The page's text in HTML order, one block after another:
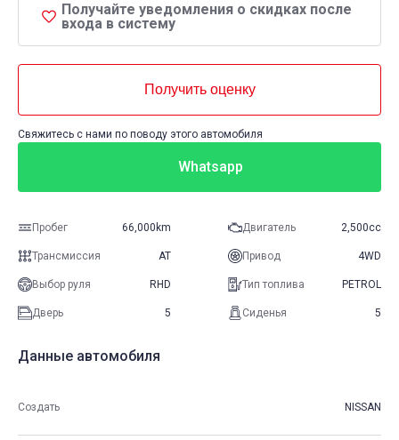
Получайте уведомления о скидках после
входа в систему
Получить оценку
Свяжитесь с нами по поводу этого автомобиля
Whatsapp
Пробег 66,000km Двигатель 2,500cc
Трансмиссия AT Привод 4WD
Выбор руля RHD Тип топлива PETROL
Дверь 5 Сиденья 5
Данные автомобиля
Создать NISSAN